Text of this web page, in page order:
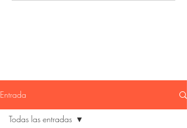
Entrada
Todas las entradas